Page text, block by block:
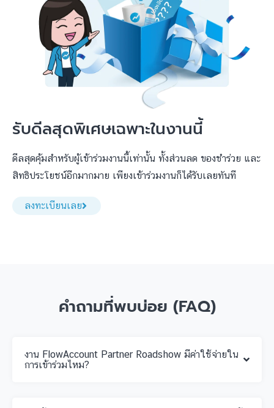
รับดีลสุดพิเศษเฉพาะในงานนี้
ดีลสุดคุ้มสำหรับผู้เข้าร่วมงานนี้เท่านั้น ทั้งส่วนลด ของชำร่วย และ
สิทธิประโยชน์อีกมากมาย เพียงเข้าร่วมงานก็ได้รับเลยทันที
ลงทะเบียนเลย
คำถามที่พบบ่อย (FAQ)
งาน FlowAccount Partner Roadshow มีค่าใช้จ่ายใน
การเข้าร่วมไหม?